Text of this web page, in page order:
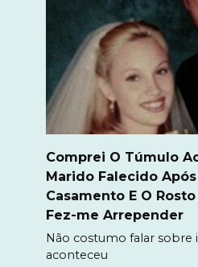
Comprei O Túmulo
Marido Falecido Após
Casamento E O
Fez-me Arrepender
Não costumo falar sobre
aconteceu